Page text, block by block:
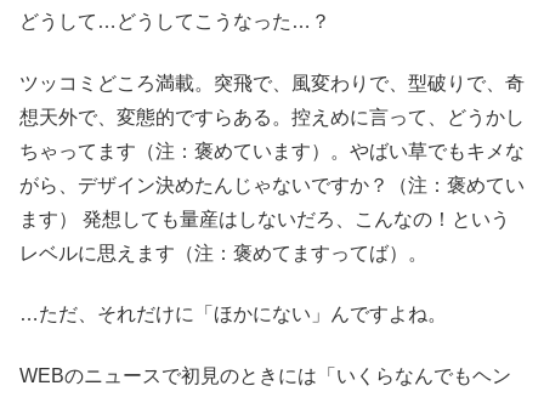
どうして…どうしてこうなった…？
ツッコミどころ満載。突飛で、風変わりで、型破りで、奇
想天外で、変態的ですらある。控えめに言って、どうかし
ちゃってます（注：褒めています）。やばい草でもキメな
がら、デザイン決めたんじゃないですか？（注：褒めてい
ます） 発想しても量産はしないだろ、こんなの！という
レベルに思えます（注：褒めてますってば）。
…ただ、それだけに「ほかにない」んですよね。
WEBのニュースで初見のときには「いくらなんでもヘン